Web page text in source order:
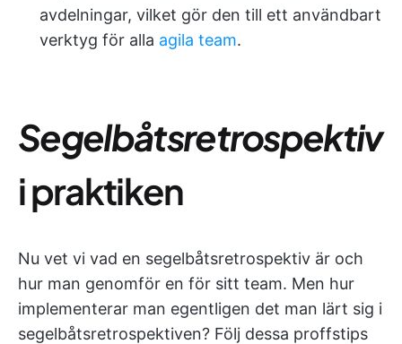
avdelningar, vilket gör den till ett användbart
verktyg för alla agila team.
Segelbåtsretrospektiv
i praktiken
Nu vet vi vad en segelbåtsretrospektiv är och
hur man genomför en för sitt team. Men hur
implementerar man egentligen det man lärt sig i
segelbåtsretrospektiven? Följ dessa proffstips